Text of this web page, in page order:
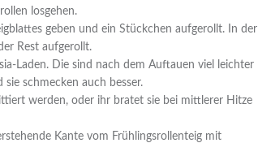
losgehen.
geben und ein Stückchen aufgerollt. In der
Rest aufgerollt.
Laden. Die sind nach dem Auftauen viel leichter
schmecken auch besser.
werden, oder ihr bratet sie bei mittlerer Hitze
Kante vom Frühlingsrollenteig mit